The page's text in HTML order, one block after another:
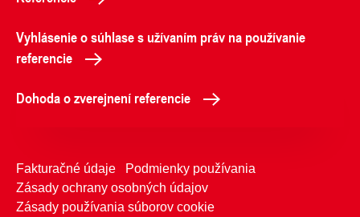
Vyhlásenie o súhlase s užívaním práv na používanie
referencie
Dohoda o zverejnení referencie
Fakturačné údaje
Podmienky používania
Zásady ochrany osobných údajov
Zásady používania súborov cookie